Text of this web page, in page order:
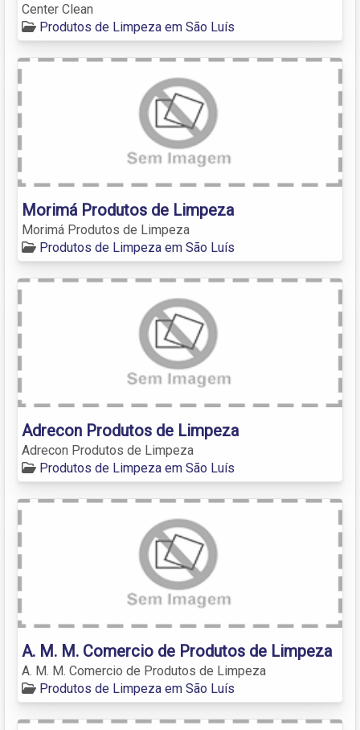
Center Clean
Produtos de Limpeza em São Luís
Morimá Produtos de Limpeza
Morimá Produtos de Limpeza
Produtos de Limpeza em São Luís
Adrecon Produtos de Limpeza
Adrecon Produtos de Limpeza
Produtos de Limpeza em São Luís
A. M. M. Comercio de Produtos de Limpeza
A. M. M. Comercio de Produtos de Limpeza
Produtos de Limpeza em São Luís